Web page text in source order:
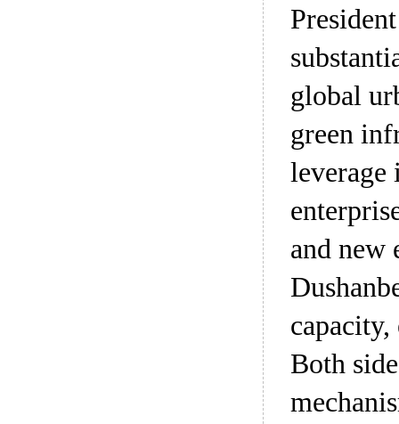
global
green
leverage
and new
Both